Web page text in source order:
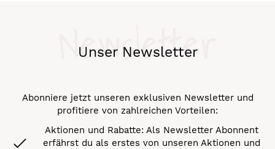
Unser Newsletter
Newsletter
Abonniere jetzt unseren exklusiven Newsletter und
profitiere von zahlreichen Vorteilen:
Aktionen und Rabatte: Als Newsletter Abonnent
erfährst du als erstes von unseren Aktionen und